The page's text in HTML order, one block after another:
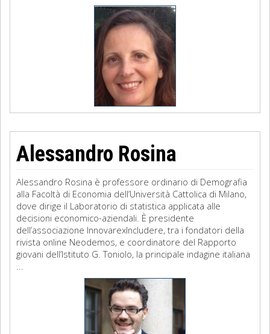
Alessandro Rosina
Alessandro Rosina è professore ordinario di Demografia
alla Facoltà di Economia dell’Università Cattolica di Milano,
dove dirige il Laboratorio di statistica applicata alle
decisioni economico-aziendali. È presidente
dell’associazione InnovarexIncludere, tra i fondatori della
rivista online Neodemos, e coordinatore del Rapporto
giovani dell’Istituto G. Toniolo, la principale indagine italiana